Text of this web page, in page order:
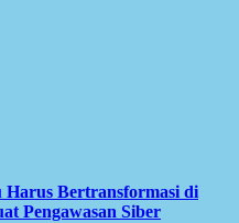
Harus Bertransformasi di
Pengawasan Siber